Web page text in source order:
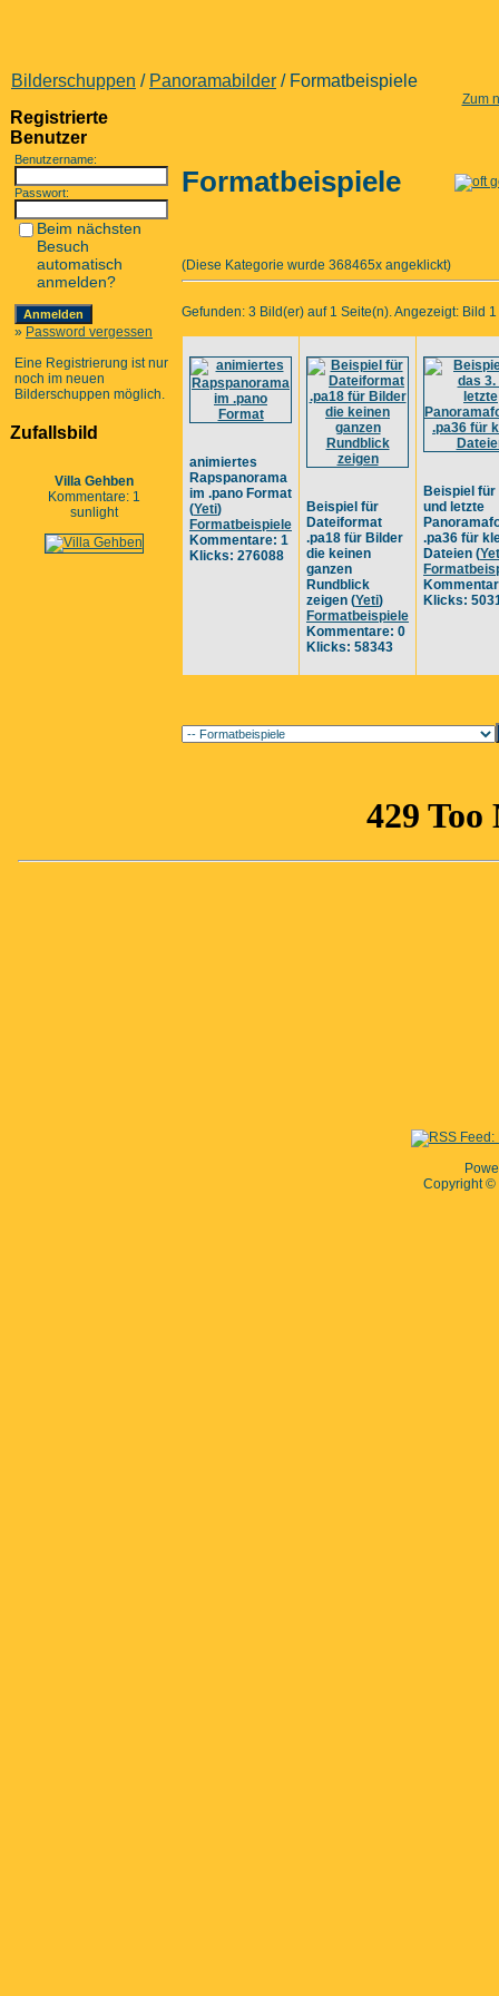
Bilderschuppen / Panoramabilder / Formatbeispiele
Zum
Registrierte
Benutzer
Benutzername:
Passwort:
Beim nächsten
Besuch
automatisch
anmelden?
» Password vergessen
Eine Registrierung ist nur
noch im neuen
Bilderschuppen möglich.
Zufallsbild
Villa Gehben
Kommentare: 1
sunlight
Formatbeispiele
(Diese Kategorie wurde 368465x angeklickt)
Gefunden: 3 Bild(er) auf 1 Seite(n). Angezeigt: Bild
animiertes
Rapspanorama
im .pano Format
(Yeti)
Formatbeispiele
Kommentare: 1
Klicks: 276088
Beispiel für
Dateiformat
.pa18 für Bilder
die keinen
ganzen
Rundblick
zeigen (Yeti)
Formatbeispiele
Kommentare: 0
Klicks: 58343
Beispiel für
und letzte
.pa36 für
Dateien (
Klicks:
Copyright